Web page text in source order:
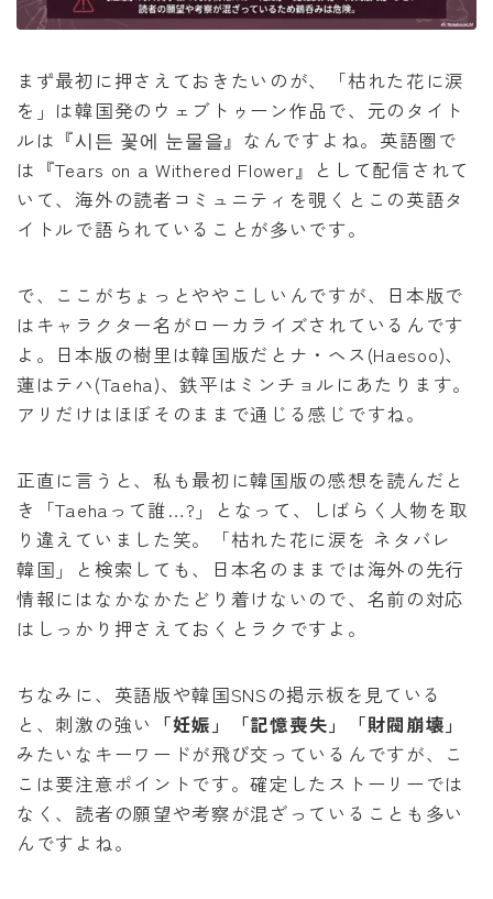
まず最初に押さえておきたいのが、「枯れた花に涙
を」は韓国発のウェブトゥーン作品で、元のタイト
ルは『시든 꽃에 눈물을』なんですよね。英語圏で
は『Tears on a Withered Flower』として配信されて
いて、海外の読者コミュニティを覗くとこの英語タ
イトルで語られていることが多いです。
で、ここがちょっとややこしいんですが、日本版で
はキャラクター名がローカライズされているんです
よ。日本版の樹里は韓国版だとナ・ヘス(Haesoo)、
蓮はテハ(Taeha)、鉄平はミンチョルにあたります。
アリだけはほぼそのままで通じる感じですね。
正直に言うと、私も最初に韓国版の感想を読んだと
き「Taehaって誰…?」となって、しばらく人物を取
り違えていました笑。「枯れた花に涙を ネタバレ
韓国」と検索しても、日本名のままでは海外の先行
情報にはなかなかたどり着けないので、名前の対応
はしっかり押さえておくとラクですよ。
ちなみに、英語版や韓国SNSの掲示板を見ている
と、刺激の強い 「妊娠」「記憶喪失」「財閥崩壊」
みたいなキーワードが飛び交っているんですが、こ
こは要注意ポイントです。確定したストーリーでは
なく、読者の願望や考察が混ざっていることも多い
んですよね。